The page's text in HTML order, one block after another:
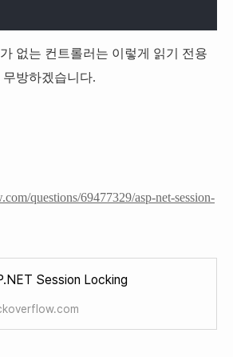
없는 컨트롤러는 이렇게 읽기 전용
방하겠습니다.
questions/69477329/asp-net-session-
Session Locking